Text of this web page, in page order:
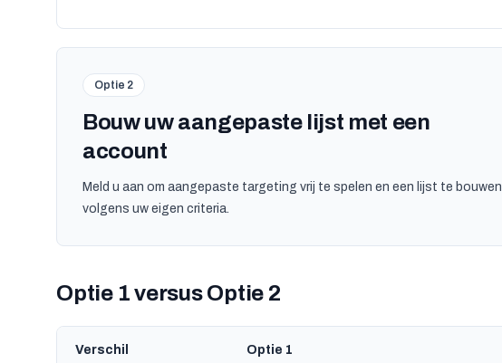
Optie 2
Bouw uw aangepaste lijst met een
account
Meld u aan om aangepaste targeting vrij te spelen en een lijst te bouwen
volgens uw eigen criteria.
Optie 1 versus Optie 2
Verschil Optie 1